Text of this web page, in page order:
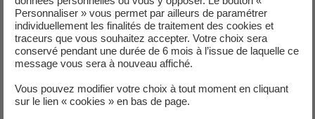
Votre intérêt pour le REX, votre capacité à proposer des
solutions et votre motivation à innover vous caractérisent.
de handicap fait partie de notre ADN. Notre objectif est
d’ouvrir nos portes à toutes les compétences, toutes les
Personnaliser » vous permet par ailleurs de paramétrer
individuellement les finalités de traitement des cookies et
traceurs que vous souhaitez accepter. Votre choix sera
conservé pendant une durée de 6 mois à l’issue de laquelle ce
message vous sera à nouveau affiché.
Vous pouvez modifier votre choix à tout moment en cliquant
sur le lien « cookies » en bas de page.